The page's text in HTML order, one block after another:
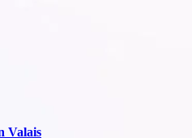
Valais